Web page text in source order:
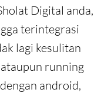
Digital anda,
terintegrasi
lagi kesulitan
running
android,